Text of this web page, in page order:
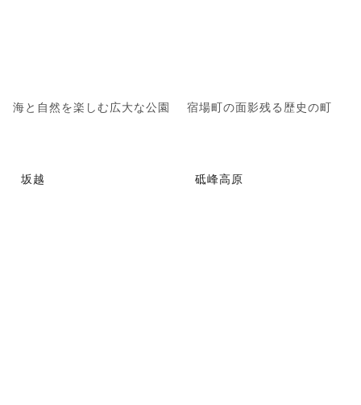
海と自然を楽しむ広大な公園 宿場町の面影残る歴史の町
坂越 砥峰高原